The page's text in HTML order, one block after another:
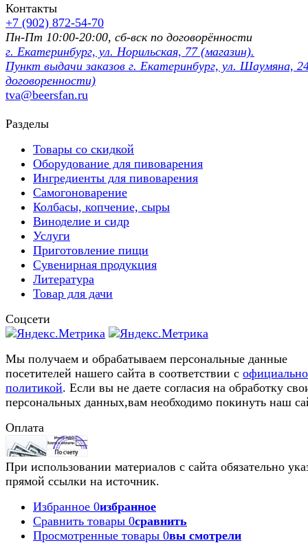
Контакты
+7 (902) 872-54-70
Пн-Пт 10:00-20:00, сб-вск по договорённости
г. Екатеринбург, ул. Норильская, 77 (магазин).
Пункт выдачи заказов г. Екатеринбург, ул. Шаумяна,
договоренности)
tva@beersfan.ru
Разделы
Товары со скидкой
Оборудование для пивоварения
Ингредиенты для пивоварения
Самогоноварение
Колбасы, копчение, сыры
Виноделие и сидр
Услуги
Приготовление пищи
Сувенирная продукция
Литература
Товар для дачи
Соцсети
Мы получаем и обрабатываем персональные данные
посетителей нашего сайта в соответствии с
политикой. Если вы не даете согласия на обработку
персональных данных,вам необходимо покинуть наш
Оплата
При использовании материалов с сайта обязательно
прямой ссылки на источник.
Избранное 0избранное
Сравнить товары 0сравнить
Просмотренные товары 0вы смотрели